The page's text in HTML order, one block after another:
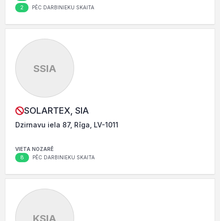
2 PĒC DARBINIEKU SKAITA
SSIA
SOLARTEX, SIA
Dzirnavu iela 87, Rīga, LV-1011
VIETA NOZARĒ
8 PĒC DARBINIEKU SKAITA
KSIA